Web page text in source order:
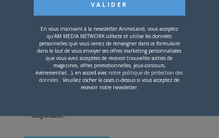
5 AOÛT 2026 0
disponible !
En vous inscrivant à la newsletter AnimeLand, vous acceptez
qu'AM MEDIA NETWORK collecte et utilise les données
personnelles que vous venez de renseigner dans ce formulaire
dans le but de vous envoyer ses offres marketing personnalisées
que vous avez acceptées de recevoir (nouvelles sorties de
magazines, offres promotionnelles, jeux-concours,
événementiel...), en accord avec notre politique de protection des
données . Veuillez cocher la cases ci-dessus si vous acceptez de
recevoir notre newsletter.